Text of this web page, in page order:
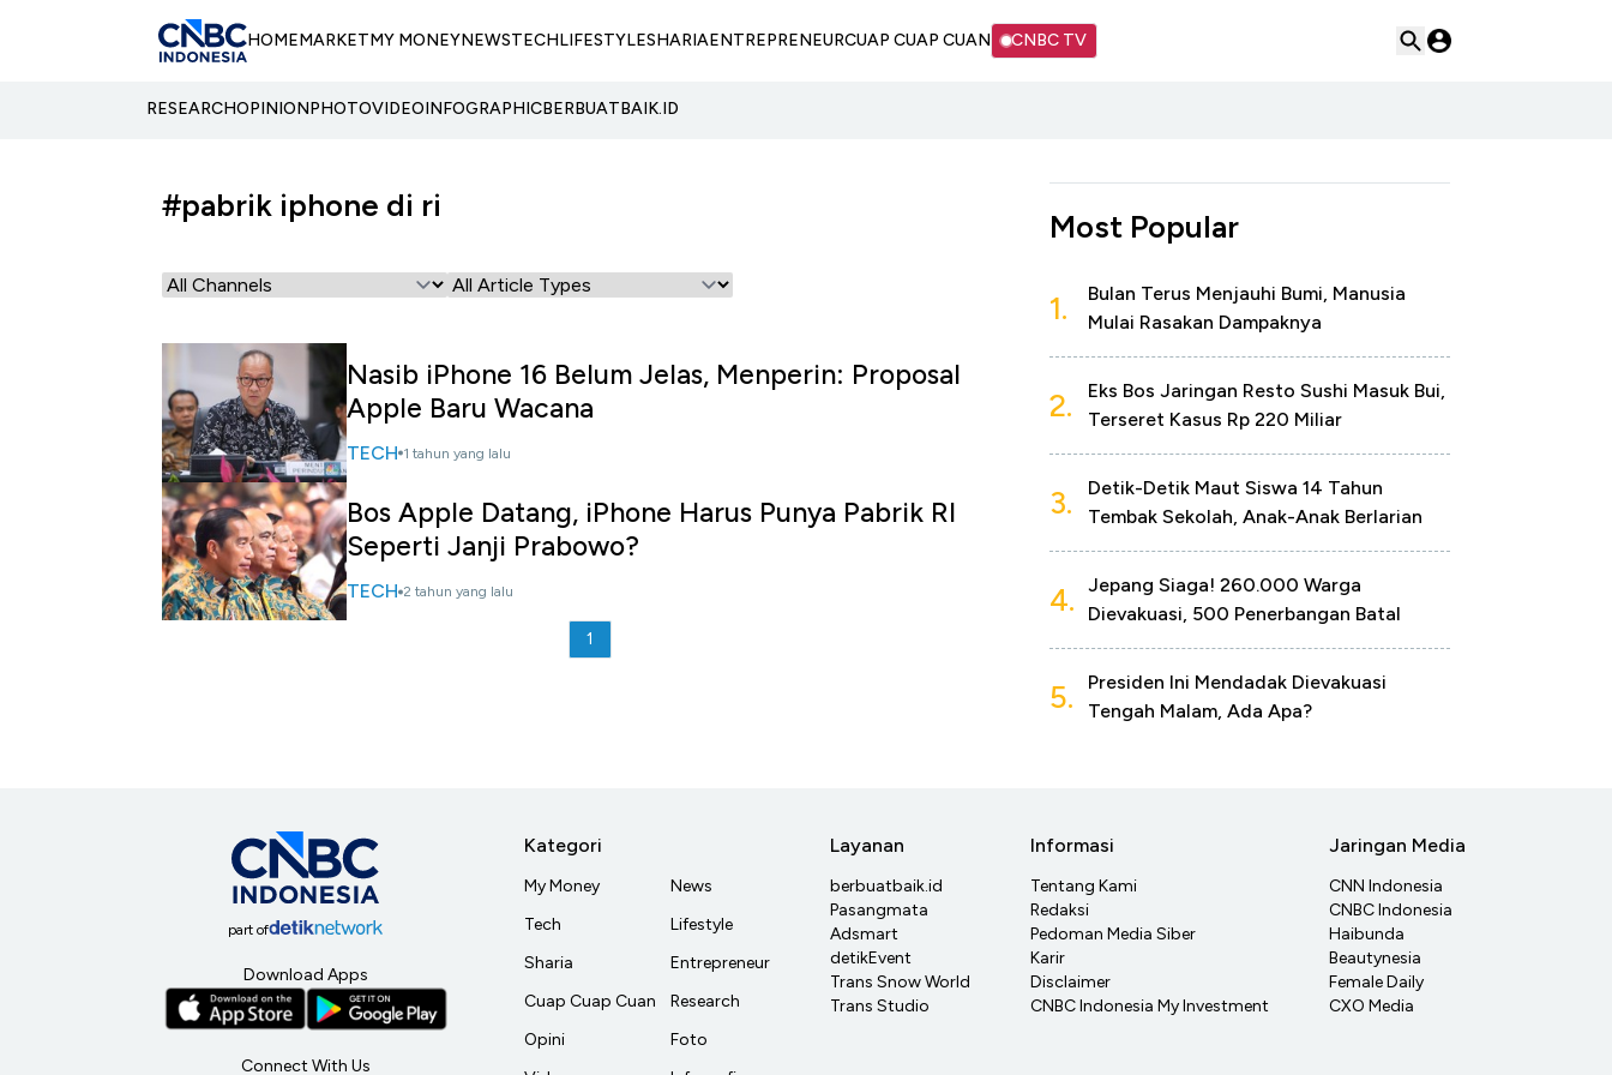
HOMEMARKETMY MONEYNEWSTECHLIFESTYLESHARIAENTREPRENEURCUAP CUAP CUAN CNBC TV
RESEARCHOPINIONPHOTOVIDEOINFOGRAPHICBERBUATBAIK.ID
#pabrik iphone di ri
Nasib iPhone 16 Belum Jelas, Menperin: Proposal
Apple Baru Wacana
TECH 1 tahun yang lalu
Bos Apple Datang, iPhone Harus Punya Pabrik RI
Seperti Janji Prabowo?
TECH 2 tahun yang lalu
1
Most Popular
1.
Bulan Terus Menjauhi Bumi, Manusia
Mulai Rasakan Dampaknya
2.
Eks Bos Jaringan Resto Sushi Masuk Bui,
Terseret Kasus Rp 220 Miliar
3.
Detik-Detik Maut Siswa 14 Tahun
Tembak Sekolah, Anak-Anak Berlarian
4.
Jepang Siaga! 260.000 Warga
Dievakuasi, 500 Penerbangan Batal
5.
Presiden Ini Mendadak Dievakuasi
Tengah Malam, Ada Apa?
part of
Download Apps
Connect With Us
Kategori
My Money
Tech
Sharia
Cuap Cuap Cuan
Opini
News
Lifestyle
Entrepreneur
Research
Foto
Layanan
berbuatbaik.id
Pasangmata
Adsmart
detikEvent
Trans Snow World
Trans Studio
Informasi
Tentang Kami
Redaksi
Pedoman Media Siber
Karir
Disclaimer
CNBC Indonesia My Investment
Jaringan Media
CNN Indonesia
CNBC Indonesia
Haibunda
Beautynesia
Female Daily
CXO Media